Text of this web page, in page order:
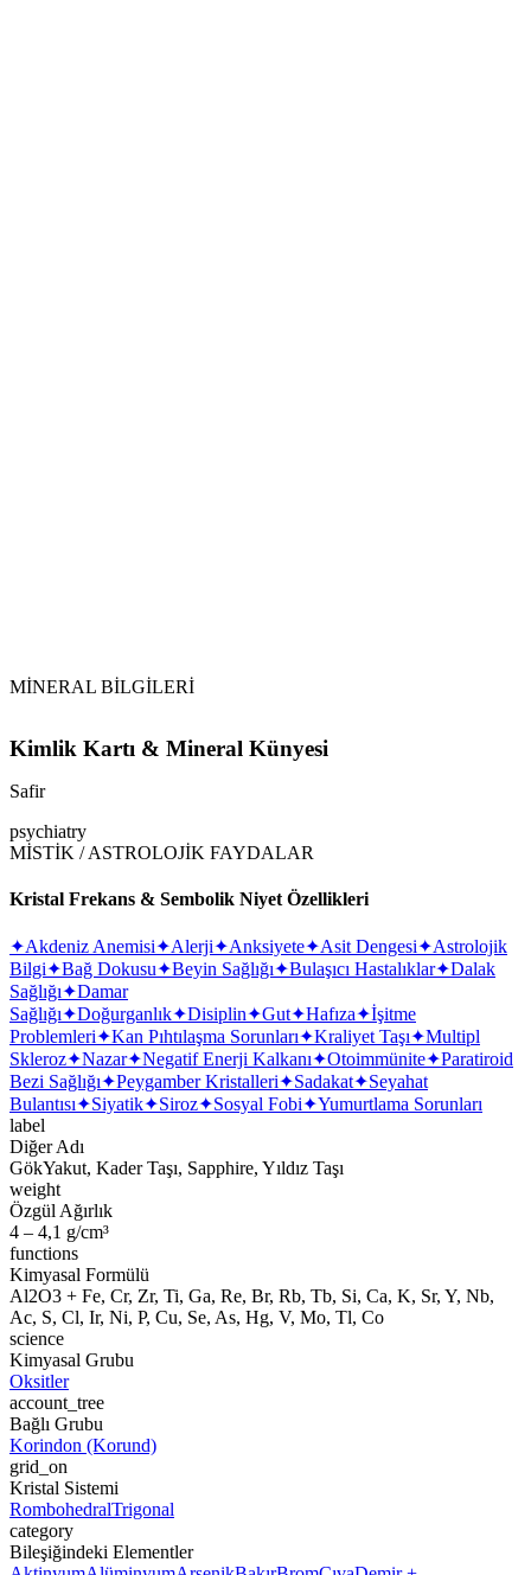
MİNERAL BİLGİLERİ
Kimlik Kartı & Mineral Künyesi
Safir
psychiatry
MİSTİK / ASTROLOJİK FAYDALAR
Kristal Frekans & Sembolik Niyet Özellikleri
✦Akdeniz Anemisi✦Alerji✦Anksiyete✦Asit Dengesi✦Astrolojik
Bilgi✦Bağ Dokusu✦Beyin Sağlığı✦Bulaşıcı Hastalıklar✦Dalak
Sağlığı✦Damar
Sağlığı✦Doğurganlık✦Disiplin✦Gut✦Hafıza✦İşitme
Problemleri✦Kan Pıhtılaşma Sorunları✦Kraliyet Taşı✦Multipl
Skleroz✦Nazar✦Negatif Enerji Kalkanı✦Otoimmünite✦Paratiroid
Bezi Sağlığı✦Peygamber Kristalleri✦Sadakat✦Seyahat
Bulantısı✦Siyatik✦Siroz✦Sosyal Fobi✦Yumurtlama Sorunları
label
Diğer Adı
GökYakut, Kader Taşı, Sapphire, Yıldız Taşı
weight
Özgül Ağırlık
4 – 4,1 g/cm³
functions
Kimyasal Formülü
Al2O3 + Fe, Cr, Zr, Ti, Ga, Re, Br, Rb, Tb, Si, Ca, K, Sr, Y, Nb,
Ac, S, Cl, Ir, Ni, P, Cu, Se, As, Hg, V, Mo, Tl, Co
science
Kimyasal Grubu
Oksitler
account_tree
Bağlı Grubu
Korindon (Korund)
grid_on
Kristal Sistemi
RombohedralTrigonal
category
Bileşiğindeki Elementler